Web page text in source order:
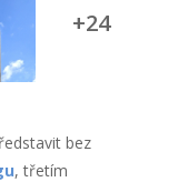
+24
bez
, třetím